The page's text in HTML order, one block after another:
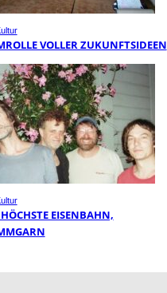
VOLLER ZUKUNFTSIDEEN
EISENBAHN,